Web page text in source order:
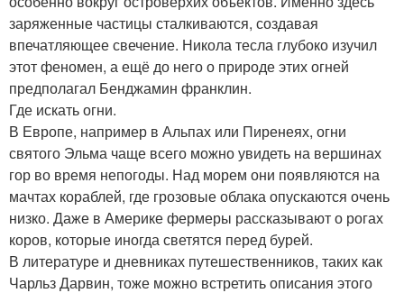
заряженные частицы сталкиваются, создавая
впечатляющее свечение. Никола тесла глубоко изучил
этот феномен, а ещё до него о природе этих огней
предполагал Бенджамин франклин.
Где искать огни.
В Европе, например в Альпах или Пиренеях, огни
святого Эльма чаще всего можно увидеть на вершинах
гор во время непогоды. Над морем они появляются на
мачтах кораблей, где грозовые облака опускаются очень
низко. Даже в Америке фермеры рассказывают о рогах
коров, которые иногда светятся перед бурей.
В литературе и дневниках путешественников, таких как
Чарльз Дарвин, тоже можно встретить описания этого